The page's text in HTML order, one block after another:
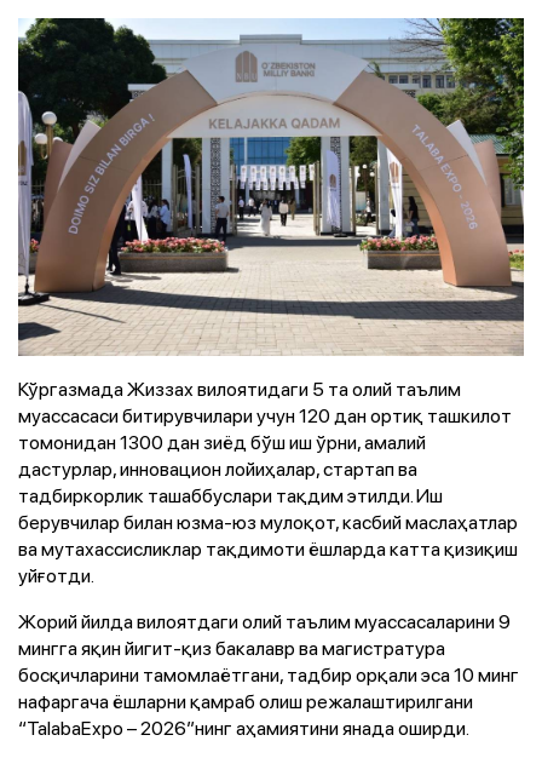
Кўргазмада Жиззах вилоятидаги 5 та олий таълим
муассасаси битирувчилари учун 120 дан ортиқ ташкилот
томонидан 1300 дан зиёд бўш иш ўрни, амалий
дастурлар, инновацион лойиҳалар, стартап ва
тадбиркорлик ташаббуслари тақдим этилди. Иш
берувчилар билан юзма-юз мулоқот, касбий маслаҳатлар
ва мутахассисликлар тақдимоти ёшларда катта қизиқиш
уйғотди.
Жорий йилда вилоятдаги олий таълим муассасаларини 9
мингга яқин йигит-қиз бакалавр ва магистратура
босқичларини тамомлаётгани, тадбир орқали эса 10 минг
нафаргача ёшларни қамраб олиш режалаштирилгани
“TalabaЕxpo – 2026”нинг аҳамиятини янада оширди.